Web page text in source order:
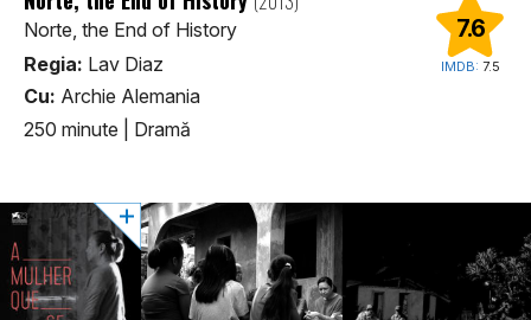
7.6
IMDB: 7.5
Norte, the End of History
Regia: Lav Diaz
Cu: Archie Alemania
250 minute
Dramă